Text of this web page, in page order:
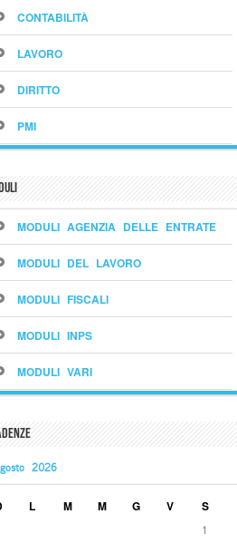
CONTABILITÀ
LAVORO
DIRITTO
PMI
MODULI AGENZIA DELLE ENTRATE
MODULI DEL LAVORO
MODULI FISCALI
MODULI INPS
MODULI VARI
2026
L M M G V S
1